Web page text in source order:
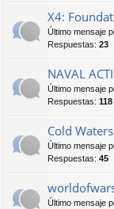
X4:
Último mensaje
Respuestas: 23
NAVAL
Último mensaje
Respuestas: 118
Cold
Último mensaje
Respuestas: 45
Último mensaje